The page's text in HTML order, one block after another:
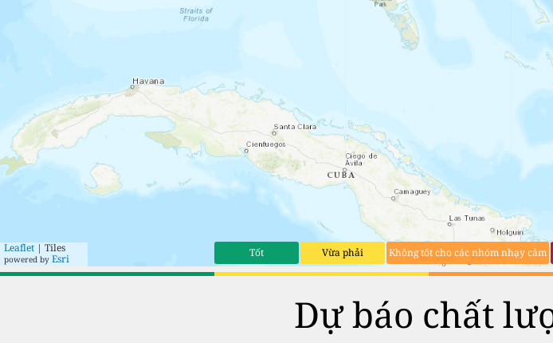
Leaflet | Tiles
powered by Esri Tốt Vừa phải Không tốt cho các nhóm nhạy cảm
Dự báo chất